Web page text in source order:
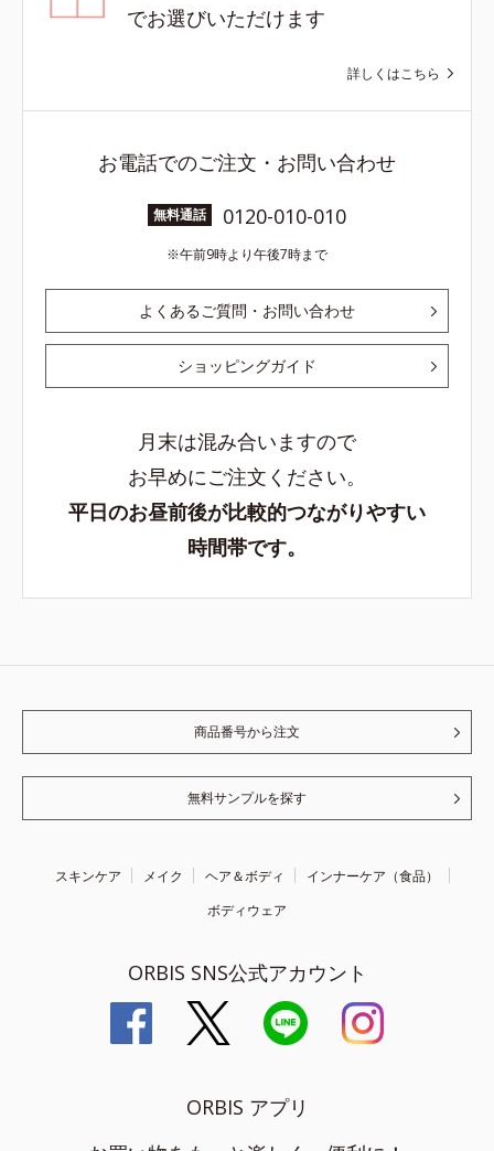
でお選びいただけます
詳しくはこちら
お電話でのご注文・お問い合わせ
無料通話 0120-010-010
午前9時より午後7時まで
よくあるご質問・お問い合わせ
ショッピングガイド
月末は混み合いますので
お早めにご注文ください。
平日のお昼前後が比較的つながりやすい
時間帯です。
商品番号から注文
無料サンプルを探す
スキンケア メイク ヘア＆ボディ
インナーケア（食品）
ボディウェア
ORBIS SNS公式アカウント
ORBIS アプリ